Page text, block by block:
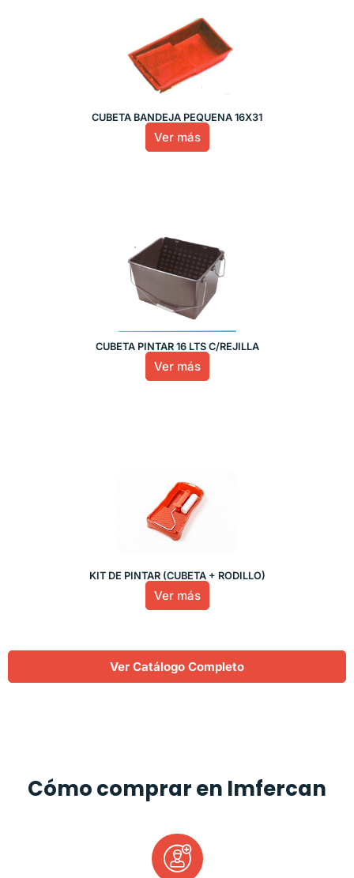
CUBETA BANDEJA PEQUEÑA 16X31
Ver más
CUBETA PINTAR 16 LTS C/REJILLA
Ver más
KIT DE PINTAR (CUBETA + RODILLO)
Ver más
Ver Catálogo Completo
Cómo comprar en Imfercan